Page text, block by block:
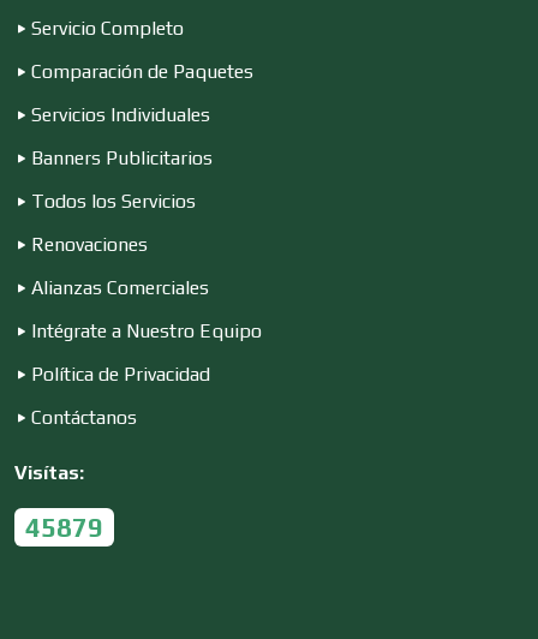
Electricidad y Plomería
Electrodomésticos
Electrónica
Elevadores y Ascensores
Empaques y Embalajes
Servicio Completo
Comparación de Paquetes
Servicios Individuales
Banners Publicitarios
Todos los Servicios
Renovaciones
Alianzas Comerciales
Intégrate a Nuestro Equipo
Política de Privacidad
Contáctanos
Visítas:
45879